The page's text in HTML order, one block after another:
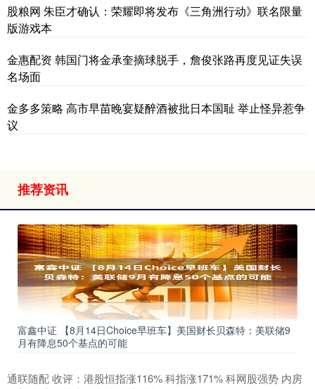
股粮网 朱臣才确认：荣耀即将发布《三角洲行动》联名限量
版游戏本
金惠配资 韩国门将金承奎摘球脱手，詹俊张路再度见证失误
名场面
金多多策略 高市早苗晚宴疑醉酒被批日本国耻 举止怪异惹争
议
推荐资讯
富鑫中证 【8月14日Choice早班车】美国财长贝森特：美联储9
月有降息50个基点的可能
通联随配 收评：港股恒指涨116% 科指涨171% 科网股强势 内房